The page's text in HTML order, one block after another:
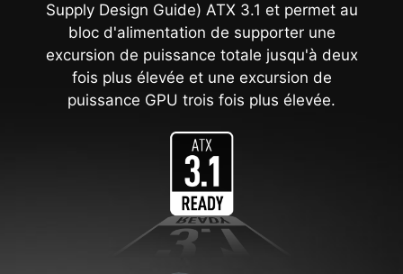
Supply Design Guide) ATX 3.1 et permet au
bloc d'alimentation de supporter une
excursion de puissance totale jusqu'à deux
fois plus élevée et une excursion de
puissance GPU trois fois plus élevée.